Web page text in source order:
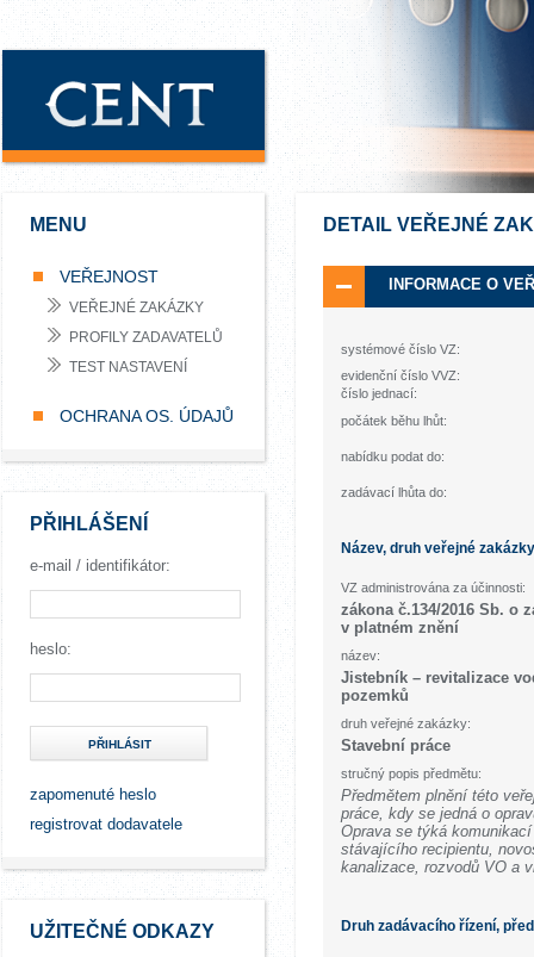
MENU
VEŘEJNOST
VEŘEJNÉ ZAKÁZKY
PROFILY ZADAVATELŮ
TEST NASTAVENÍ
OCHRANA OS. ÚDAJŮ
PŘIHLÁŠENÍ
e-mail / identifikátor:
heslo:
PŘIHLÁSIT
zapomenuté heslo
registrovat dodavatele
UŽITEČNÉ ODKAZY
DETAIL VEŘEJNÉ
INFORMACE O
systémové číslo VZ:
evidenční číslo VVZ:
číslo jednací:
počátek běhu lhůt:
nabídku podat do:
zadávací lhůta do:
Název, druh veřejné
VZ administrována za účinnosti:
zákona č.134/2016 Sb. o
v platném znění
název:
Jistebník – revitalizace
pozemků
druh veřejné zakázky:
Stavební práce
stručný popis předmětu:
Předmětem plnění této
práce, kdy se jedná o
Oprava se týká
stávajícího recipientu,
kanalizace, rozvodů VO a
Druh zadávacího řízení,